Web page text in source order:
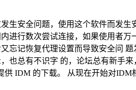
生安全问题，使用这个软件而发
进行数次尝试连接，如果使用者
忘记恢复代理设置而导致安全问
也总有不识字 的，论坛总有新手
IDM 的下载。 从现在开始对